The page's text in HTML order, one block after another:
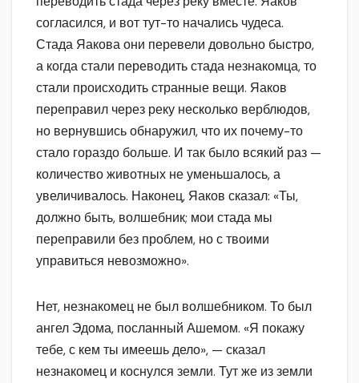
согласился, и вот тут-то начались чудеса.
Стада Яакова они перевели довольно быстро,
а когда стали переводить стада незнакомца, то
стали происходить странные вещи. Яаков
переправил через реку несколько верблюдов,
но вернувшись обнаружил, что их почему-то
стало гораздо больше. И так было всякий раз —
количество животных не уменьшалось, а
увеличивалось. Наконец, Яаков сказал: «Ты,
должно быть, волшебник; мои стада мы
переправили без проблем, но с твоими
управиться невозможно».
Нет, незнакомец не был волшебником. То был
ангел Эдома, посланный Ашемом. «Я покажу
тебе, с кем ты имеешь дело», — сказал
незнакомец и коснулся земли. Тут же из земли